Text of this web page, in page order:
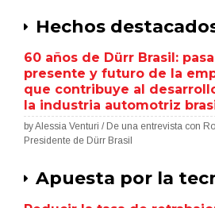
Hechos
60 años de Dürr Brasil:
presente y futuro de la
que contribuye al
la industria automotriz
by Alessia Venturi / De una entrevista con
Presidente de Dürr Brasil
Apuesta por la